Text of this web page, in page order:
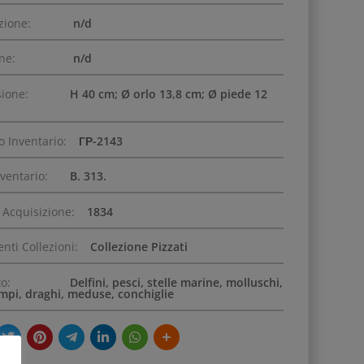
n/d
n/d
H 40 cm; Ø orlo 13,8 cm; Ø piede 12
Inventario: ГР-2143
B. 313.
1834
Collezioni: Collezione Pizzati
Delfini, pesci, stelle marine, molluschi,
draghi, meduse, conchiglie